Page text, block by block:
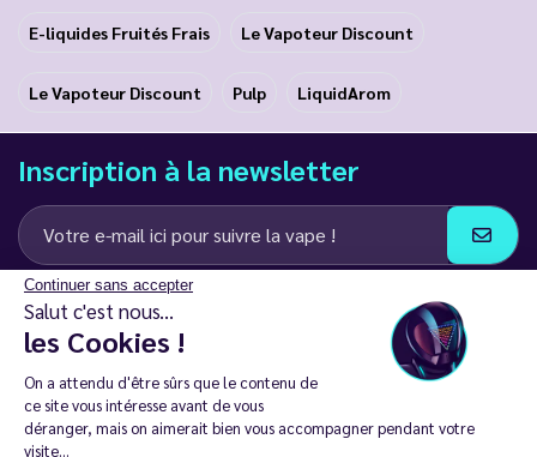
Continuer sans accepter
Salut c'est nous...
les Cookies !
On a attendu d'être sûrs que le contenu de
ce site vous intéresse avant de vous
déranger, mais on aimerait bien vous accompagner pendant votre
visite...
E-liquides Fruités Frais Le Vapoteur Discount
Le Vapoteur Discount Pulp LiquidArom
Inscription à la newsletter
J’accepte de recevoir des communications e-mail et SMS de la part de
LD Groupe
Restez en contact